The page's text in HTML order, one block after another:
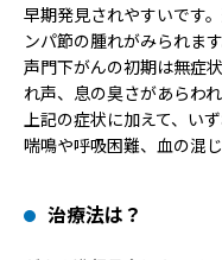
早期発見されやすいです
ンパ節の腫れがみられます
声門下がんの初期は無症
れ声、息の臭さがあらわれ
上記の症状に加えて、い
喘鳴や呼吸困難、血の混
治療法は？